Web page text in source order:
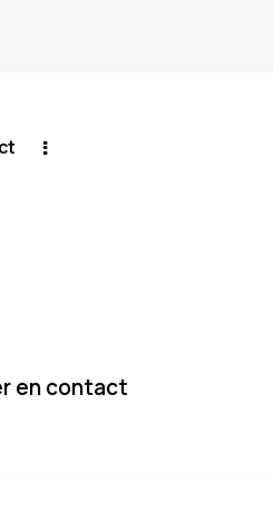
en contact